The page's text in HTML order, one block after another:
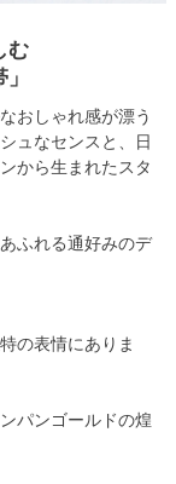
む
おしゃれ感が漂う
ュなセンスと、日
から生まれたスタ
ふれる通好みのデ
の表情にありま
パンゴールドの煌